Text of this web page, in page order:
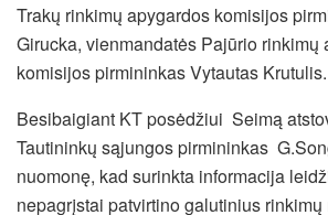
Trakų rinkimų apygardos komisijos
Girucka, vienmandatės Pajūrio rinkimų
komisijos pirmininkas Vytautas Krutulis.
Besibaigiant KT posėdžiui Seimą
Tautininkų sąjungos pirmininkas
nuomonę, kad surinkta informacija
nepagrįstai patvirtino galutinius rinkimų